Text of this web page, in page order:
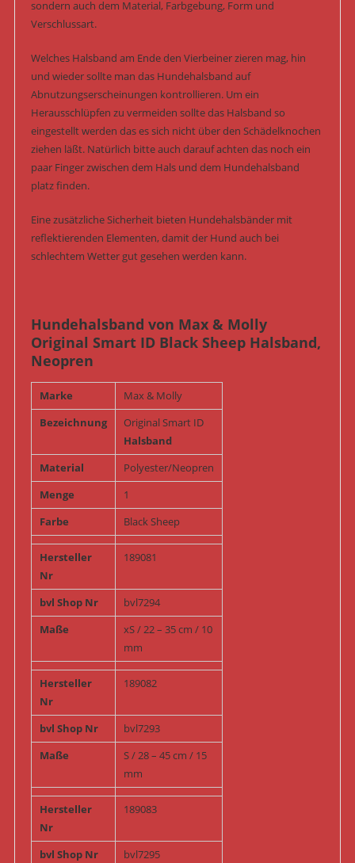
sondern auch dem Material, Farbgebung, Form und
Verschlussart.
Welches Halsband am Ende den Vierbeiner zieren mag, hin
und wieder sollte man das Hundehalsband auf
Abnutzungserscheinungen kontrollieren. Um ein
Herausschlüpfen zu vermeiden sollte das Halsband so
eingestellt werden das es sich nicht über den Schädelknochen
ziehen läßt. Natürlich bitte auch darauf achten das noch ein
paar Finger zwischen dem Hals und dem Hundehalsband
platz finden.
Eine zusätzliche Sicherheit bieten Hundehalsbänder mit
reflektierenden Elementen, damit der Hund auch bei
schlechtem Wetter gut gesehen werden kann.
Hundehalsband von Max & Molly
Original Smart ID Black Sheep Halsband,
Neopren
Marke
Max & Molly
Bezeichnung
Original Smart ID
Halsband
Material
Polyester/Neopren
Menge
1
Farbe
Black Sheep
Hersteller
Nr
189081
bvl Shop Nr
bvl7294
Maße
xS / 22 – 35 cm / 10
mm
Hersteller
Nr
189082
bvl Shop Nr
bvl7293
Maße
S / 28 – 45 cm / 15
mm
Hersteller
Nr
189083
bvl Shop Nr
bvl7295